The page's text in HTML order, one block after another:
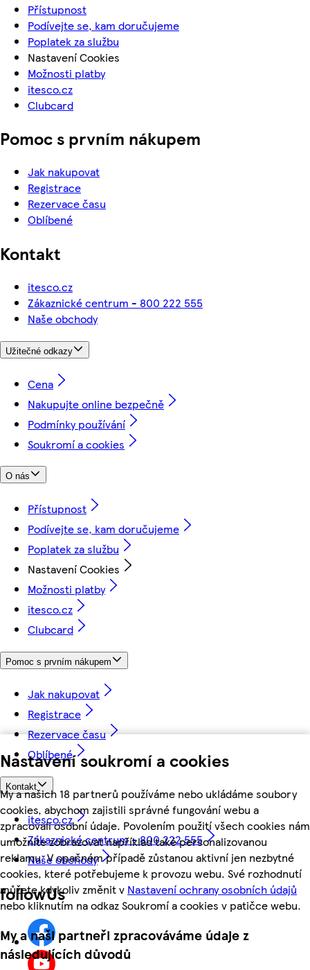
Nastavení soukromí a cookies
My a našich 18 partnerů používáme nebo ukládáme soubory
cookies, abychom zajistili správné fungování webu a
zpracovali osobní údaje. Povolením použití všech cookies nám
umožníte zobrazovat například také personalizovanou
reklamu. V opačném případě zůstanou aktivní jen nezbytné
cookies, které potřebujeme k provozu webu. Své rozhodnutí
můžete kdykoliv změnit v Nastavení ochrany osobních údajů
nebo kliknutím na odkaz Soukromí a cookies v patičce webu.
My a naši partneři zpracováváme údaje z
následujících důvodů
Přístupnost
Podívejte se, kam doručujeme
Poplatek za službu
Nastavení Cookies
Možnosti platby
itesco.cz
Clubcard
Pomoc s prvním nákupem
Jak nakupovat
Registrace
Rezervace času
Oblíbené
Kontakt
itesco.cz
Zákaznické centrum - 800 222 555
Naše obchody
Užitečné odkazy
Cena
Nakupujte online bezpečně
Podmínky používání
Soukromí a cookies
O nás
Přístupnost
Podívejte se, kam doručujeme
Poplatek za službu
Nastavení Cookies
Možnosti platby
itesco.cz
Clubcard
Pomoc s prvním nákupem
Jak nakupovat
Registrace
Rezervace času
Oblíbené
Kontakt
itesco.cz
Zákaznické centrum - 800 222 555
Naše obchody
followUs